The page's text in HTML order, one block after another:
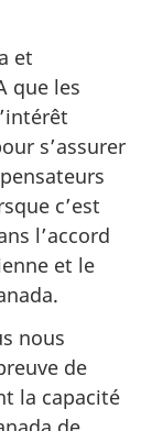
et
que les
s’assurer
c’est
l’accord
et le
nous
de
la capacité